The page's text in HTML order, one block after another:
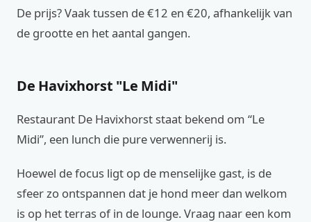
De prijs? Vaak tussen de €12 en €20, afhankelijk van
de grootte en het aantal gangen.
De Havixhorst "Le Midi"
Restaurant De Havixhorst staat bekend om “Le
Midi”, een lunch die pure verwennerij is.
Hoewel de focus ligt op de menselijke gast, is de
sfeer zo ontspannen dat je hond meer dan welkom
is op het terras of in de lounge. Vraag naar een kom